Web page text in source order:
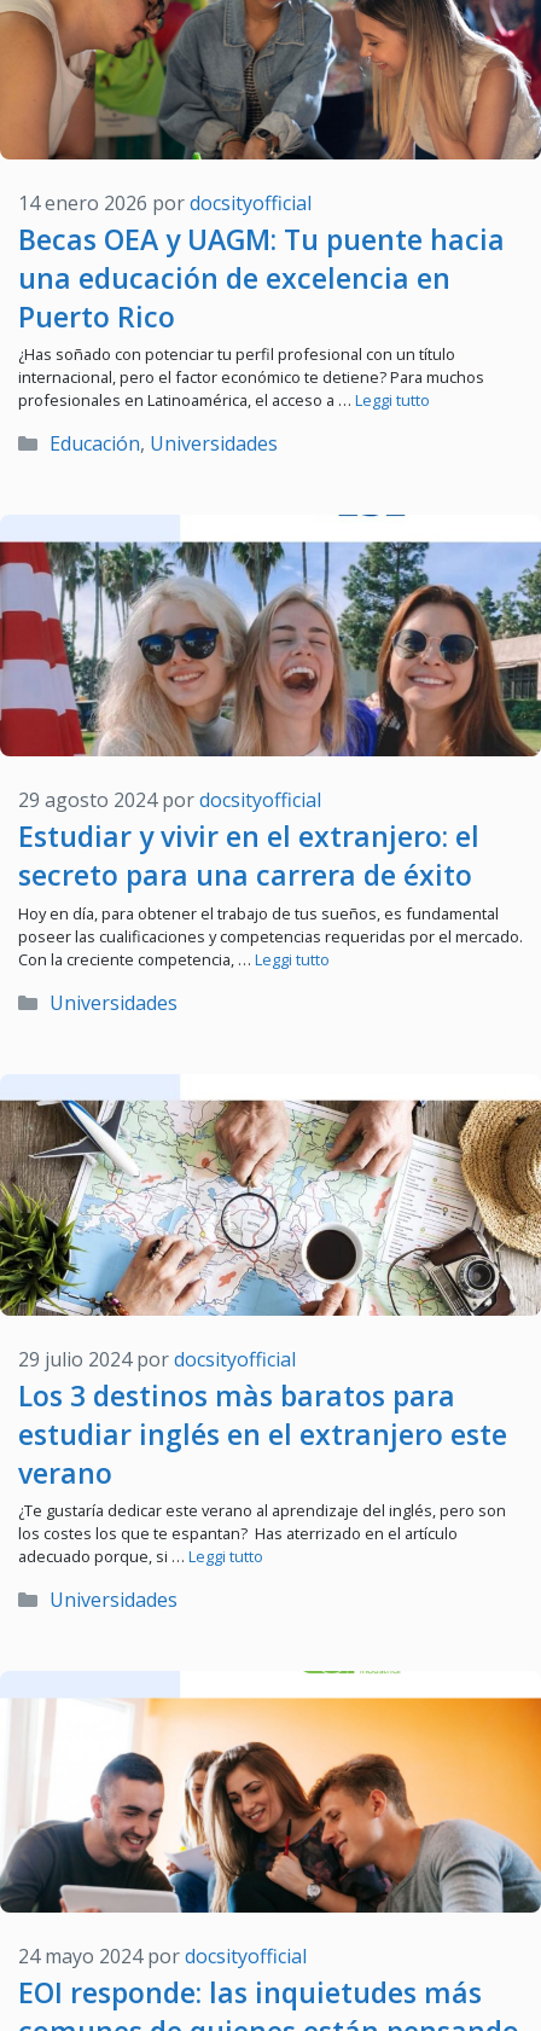
Becas OEA y UAGM: Tu puente hacia
una educación de excelencia en
Puerto Rico
14 enero 2026 pordocsityofficial
¿Has soñado con potenciar tu perfil profesional con un título
internacional, pero el factor económico te detiene? Para muchos
profesionales en Latinoamérica, el acceso a … Leggi tutto
Categorías
Educación, Universidades
Estudiar y vivir en el extranjero: el
secreto para una carrera de éxito
29 agosto 2024 pordocsityofficial
Hoy en día, para obtener el trabajo de tus sueños, es fundamental
poseer las cualificaciones y competencias requeridas por el mercado.
Con la creciente competencia, … Leggi tutto
Categorías
Universidades
Los 3 destinos màs baratos para
estudiar inglés en el extranjero este
verano
29 julio 2024 pordocsityofficial
¿Te gustaría dedicar este verano al aprendizaje del inglés, pero son
los costes los que te espantan? Has aterrizado en el artículo
adecuado porque, si … Leggi tutto
Categorías
Universidades
EOI responde: las inquietudes más
24 mayo 2024 pordocsityofficial